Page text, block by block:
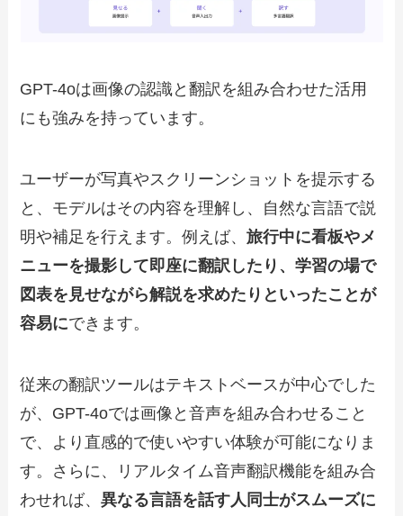
GPT-4oは画像の認識と翻訳を組み合わせた活用
にも強みを持っています。
ユーザーが写真やスクリーンショットを提示する
と、モデルはその内容を理解し、自然な言語で説
明や補足を行えます。例えば、旅行中に看板やメ
ニューを撮影して即座に翻訳したり、学習の場で
図表を見せながら解説を求めたりといったことが
容易にできます。
従来の翻訳ツールはテキストベースが中心でした
が、GPT-4oでは画像と音声を組み合わせること
で、より直感的で使いやすい体験が可能になりま
す。さらに、リアルタイム音声翻訳機能を組み合
わせれば、異なる言語を話す人同士がスムーズに